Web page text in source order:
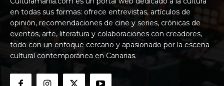
en todas sus formas: ofrece entrevistas, artículos de
opinión, recomendaciones de cine y series, crónicas de
eventos, arte, literatura y colaboraciones con creadores,
todo con un enfoque cercano y apasionado por la escena
cultural contemporánea en Canarias.